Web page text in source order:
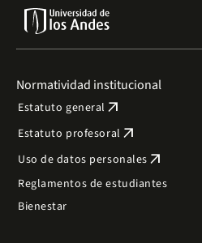
Normatividad institucional
Estatuto general arrow_outward
Estatuto profesoral arrow_outward
Uso de datos personales arrow_outward
Reglamentos de estudiantes
Bienestar